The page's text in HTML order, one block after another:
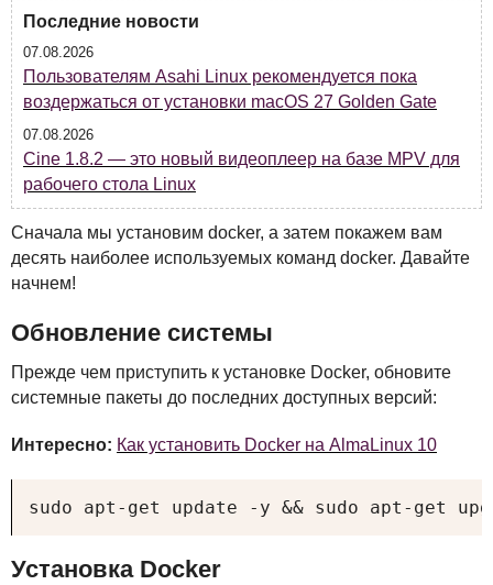
Последние новости
07.08.2026
Пользователям Asahi Linux рекомендуется пока
воздержаться от установки macOS 27 Golden Gate
07.08.2026
Cine 1.8.2 — это новый видеоплеер на базе MPV для
рабочего стола Linux
Сначала мы установим docker, а затем покажем вам
десять наиболее используемых команд docker. Давайте
начнем!
Обновление системы
Прежде чем приступить к установке Docker, обновите
системные пакеты до последних доступных версий:
Интересно: Как установить Docker на AlmaLinux 10
sudo apt-get update -y && sudo apt-get
Установка Docker